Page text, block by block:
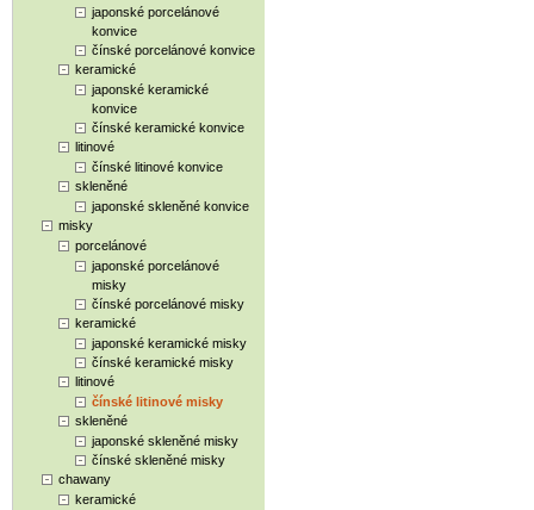
japonské porcelánové
konvice
čínské porcelánové konvice
keramické
japonské keramické
konvice
čínské keramické konvice
litinové
čínské litinové konvice
skleněné
japonské skleněné konvice
misky
porcelánové
japonské porcelánové
misky
čínské porcelánové misky
keramické
japonské keramické misky
čínské keramické misky
litinové
čínské litinové misky
skleněné
japonské skleněné misky
čínské skleněné misky
chawany
keramické